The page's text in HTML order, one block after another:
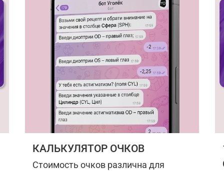
КАЛЬКУЛЯТОР ОЧКОВ
Стоимость очков различна для